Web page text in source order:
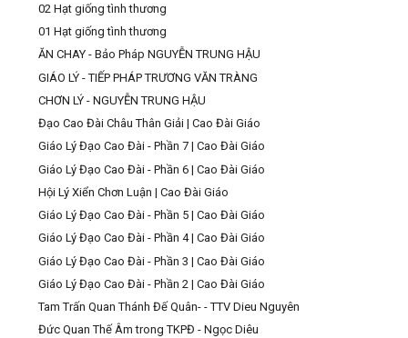
02 Hạt giống tình thương
01 Hạt giống tình thương
ĂN CHAY - Bảo Pháp NGUYỄN TRUNG HẬU
GIÁO LÝ - TIẾP PHÁP TRƯƠNG VĂN TRÀNG
CHƠN LÝ - NGUYỄN TRUNG HẬU
Đạo Cao Đài Châu Thân Giải | Cao Đài Giáo
Giáo Lý Đạo Cao Đài - Phần 7 | Cao Đài Giáo
Giáo Lý Đạo Cao Đài - Phần 6 | Cao Đài Giáo
Hội Lý Xiển Chơn Luận | Cao Đài Giáo
Giáo Lý Đạo Cao Đài - Phần 5 | Cao Đài Giáo
Giáo Lý Đạo Cao Đài - Phần 4 | Cao Đài Giáo
Giáo Lý Đạo Cao Đài - Phần 3 | Cao Đài Giáo
Giáo Lý Đạo Cao Đài - Phần 2 | Cao Đài Giáo
Tam Trấn Quan Thánh Đế Quân- - TTV Dieu Nguyên
Đức Quan Thế Âm trong TKPĐ - Ngọc Diêu